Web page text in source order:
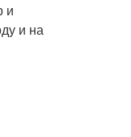
и
и на